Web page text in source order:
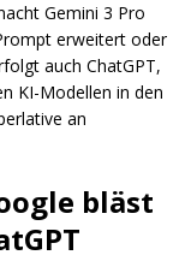
Gemini 3 Pro
erweitert oder
auch ChatGPT,
KI-Modellen in den
an
bläst